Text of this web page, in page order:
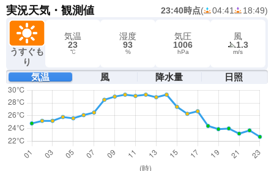
実況天気・観測値 23:40時点( 04:41 18:49)
うすぐも
り
気温
23
℃
湿度
93
%
気圧
1006
hPa
風
1.3
m/s
気温 風 降水量 日照